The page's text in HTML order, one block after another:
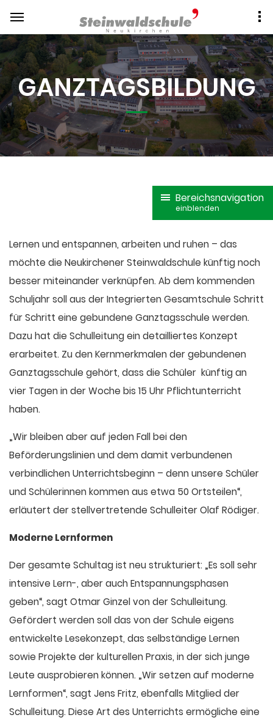
GANZTAGSBILDUNG
Bereichsnavigation
einblenden
Lernen und entspannen, arbeiten und ruhen – das
möchte die Neukirchener Steinwaldschule künftig noch
besser miteinander verknüpfen. Ab dem kommenden
Schuljahr soll aus der Integrierten Gesamtschule Schritt
für Schritt eine gebundene Ganztagsschule werden.
Dazu hat die Schulleitung ein detailliertes Konzept
erarbeitet. Zu den Kernmerkmalen der gebundenen
Ganztagsschule gehört, dass die Schüler künftig an
vier Tagen in der Woche bis 15 Uhr Pflichtunterricht
haben.
„Wir bleiben aber auf jeden Fall bei den
Beförderungslinien und dem damit verbundenen
verbindlichen Unterrichtsbeginn – denn unsere Schüler
und Schülerinnen kommen aus etwa 50 Ortsteilen“,
erläutert der stellvertretende Schulleiter Olaf Rödiger.
Moderne Lernformen
Der gesamte Schultag ist neu strukturiert: „Es soll sehr
intensive Lern-, aber auch Entspannungsphasen
geben“, sagt Otmar Ginzel von der Schulleitung.
Gefördert werden soll das von der Schule eigens
entwickelte Lesekonzept, das selbständige Lernen
sowie Projekte der kulturellen Praxis, in der sich junge
Leute ausprobieren können. „Wir setzen auf moderne
Lernformen“, sagt Jens Fritz, ebenfalls Mitglied der
Schulleitung. Diese Art des Unterrichts ermögliche eine